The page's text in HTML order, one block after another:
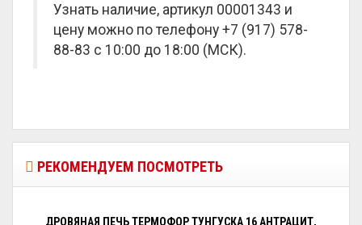
Узнать наличие, артикул 00001343 и
цену можно по телефону +7 (917) 578-
88-83 с 10:00 до 18:00 (МСК).
РЕКОМЕНДУЕМ ПОСМОТРЕТЬ
ДРОВЯНАЯ ПЕЧЬ ТЕРМОФОР ТУНГУСКА 16 АНТРАЦИТ,